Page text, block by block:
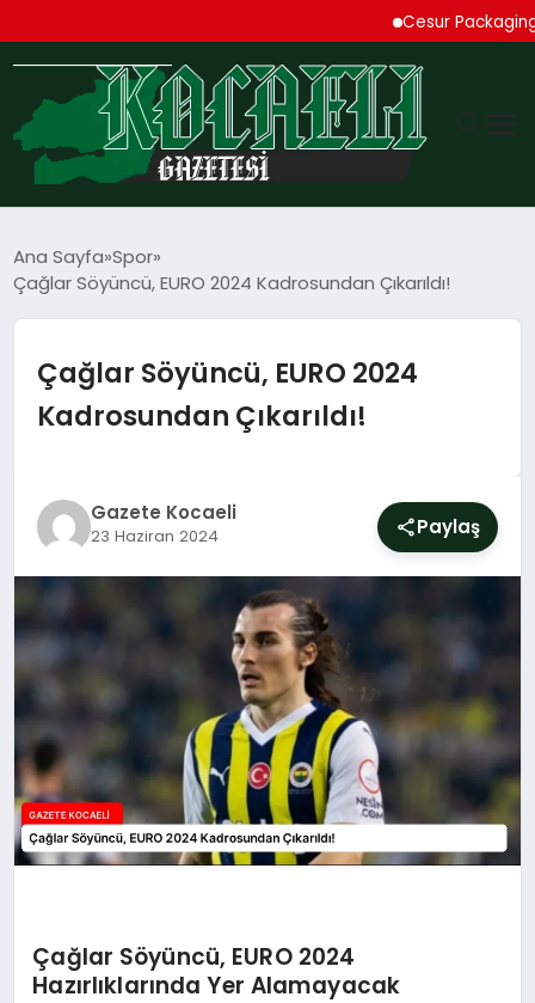
Cesur Packaging,
TEKNOLOJI
EKONOMI
SPOR
SIYASET
YAŞAM
DÜNYA
SAĞLIK
EĞITIM
Ana Sayfa Spor
Çağlar Söyüncü, EURO 2024 Kadrosundan Çıkarıldı!
Çağlar Söyüncü, EURO 2024
Kadrosundan Çıkarıldı!
Gazete Kocaeli
23 Haziran 2024 Paylaş
Çağlar Söyüncü, EURO 2024
Hazırlıklarında Yer Alamayacak